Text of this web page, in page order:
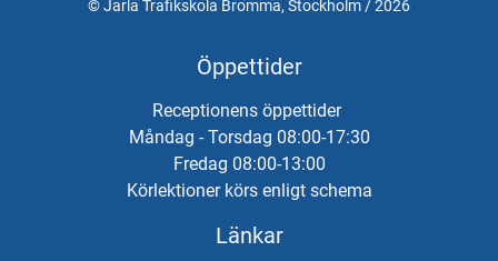
© Jarla Trafikskola Bromma, Stockholm / 2026
Öppettider
Receptionens öppettider
Måndag - Torsdag 08:00-17:30
Fredag 08:00-13:00
Körlektioner körs enligt schema
Länkar